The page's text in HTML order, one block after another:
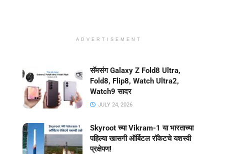
ADVERTISEMENT
सॅमसंग Galaxy Z Fold8 Ultra,
Fold8, Flip8, Watch Ultra2,
Watch9 सादर
JULY 24, 2026
Skyroot च्या Vikram-1 या भारताच्या
पहिल्या खासगी ऑर्बिटल रॉकेटचे यशस्वी
प्रक्षेपण!